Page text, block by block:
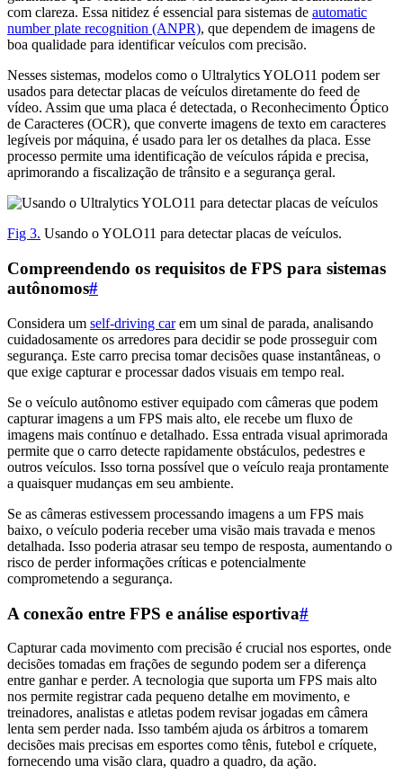
com clareza. Essa nitidez é essencial para sistemas de automatic
number plate recognition (ANPR), que dependem de imagens de
boa qualidade para identificar veículos com precisão.
Nesses sistemas, modelos como o Ultralytics YOLO11 podem ser
usados para detectar placas de veículos diretamente do feed de
vídeo. Assim que uma placa é detectada, o Reconhecimento Óptico
de Caracteres (OCR), que converte imagens de texto em caracteres
legíveis por máquina, é usado para ler os detalhes da placa. Esse
processo permite uma identificação de veículos rápida e precisa,
aprimorando a fiscalização de trânsito e a segurança geral.
Fig 3. Usando o YOLO11 para detectar placas de veículos.
Compreendendo os requisitos de FPS para sistemas
autônomos#
Considera um self-driving carem um sinal de parada, analisando
cuidadosamente os arredores para decidir se pode prosseguir com
segurança. Este carro precisa tomar decisões quase instantâneas, o
que exige capturar e processar dados visuais em tempo real.
Se o veículo autônomo estiver equipado com câmeras que podem
capturar imagens a um FPS mais alto, ele recebe um fluxo de
imagens mais contínuo e detalhado. Essa entrada visual aprimorada
permite que o carro detecte rapidamente obstáculos, pedestres e
outros veículos. Isso torna possível que o veículo reaja prontamente
a quaisquer mudanças em seu ambiente.
Se as câmeras estivessem processando imagens a um FPS mais
baixo, o veículo poderia receber uma visão mais travada e menos
detalhada. Isso poderia atrasar seu tempo de resposta, aumentando o
risco de perder informações críticas e potencialmente
comprometendo a segurança.
A conexão entre FPS e análise esportiva#
Capturar cada movimento com precisão é crucial nos esportes, onde
decisões tomadas em frações de segundo podem ser a diferença
entre ganhar e perder. A tecnologia que suporta um FPS mais alto
nos permite registrar cada pequeno detalhe em movimento, e
treinadores, analistas e atletas podem revisar jogadas em câmera
lenta sem perder nada. Isso também ajuda os árbitros a tomarem
decisões mais precisas em esportes como tênis, futebol e críquete,
fornecendo uma visão clara, quadro a quadro, da ação.